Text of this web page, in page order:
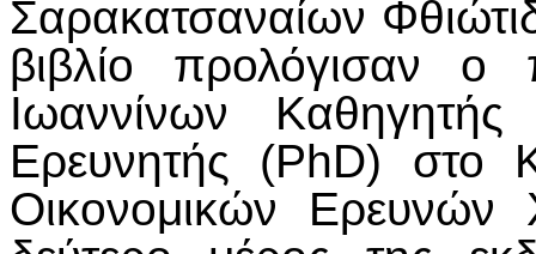
Σαρακατσαναίων
βιβλίο προλόγισαν ο
Ιωαννίνων
Ερευνητής (PhD) στο
Οικονομικών Ερευνών